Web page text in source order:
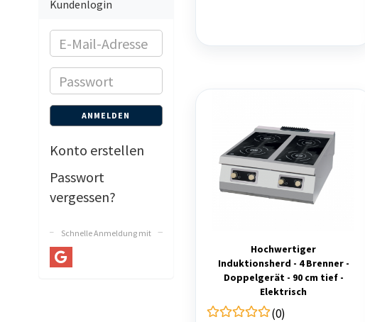
Hochwertiger
Induktionsherd - 4 Brenner -
Doppelgerät - 90 cm tief -
Elektrisch
(0)
Kundenlogin
E-
Mail-
Adresse
Passwort
ANMELDEN
Konto erstellen
Passwort
vergessen?
Schnelle Anmeldung mit